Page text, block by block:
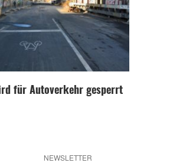
für Autoverkehr gesperrt
NEWSLETTER